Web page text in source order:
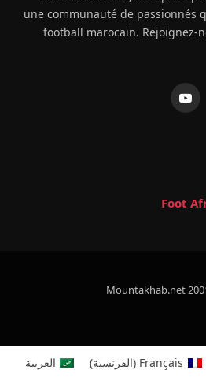
une communauté de passionnés
football marocain. Rejoignez-
يوتيوب
Foot
Français
(الفرنسية) العربية